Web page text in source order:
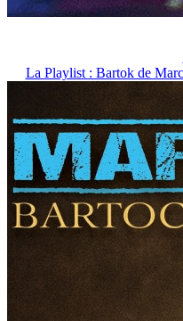
La Playlist : Bartok de